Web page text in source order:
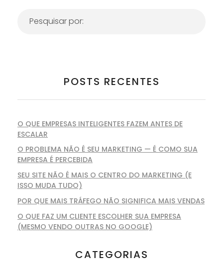
POSTS RECENTES
O QUE EMPRESAS INTELIGENTES FAZEM ANTES DE
ESCALAR
O PROBLEMA NÃO É SEU MARKETING — É COMO SUA
EMPRESA É PERCEBIDA
SEU SITE NÃO É MAIS O CENTRO DO MARKETING (E
ISSO MUDA TUDO)
POR QUE MAIS TRÁFEGO NÃO SIGNIFICA MAIS VENDAS
O QUE FAZ UM CLIENTE ESCOLHER SUA EMPRESA
(MESMO VENDO OUTRAS NO GOOGLE)
CATEGORIAS